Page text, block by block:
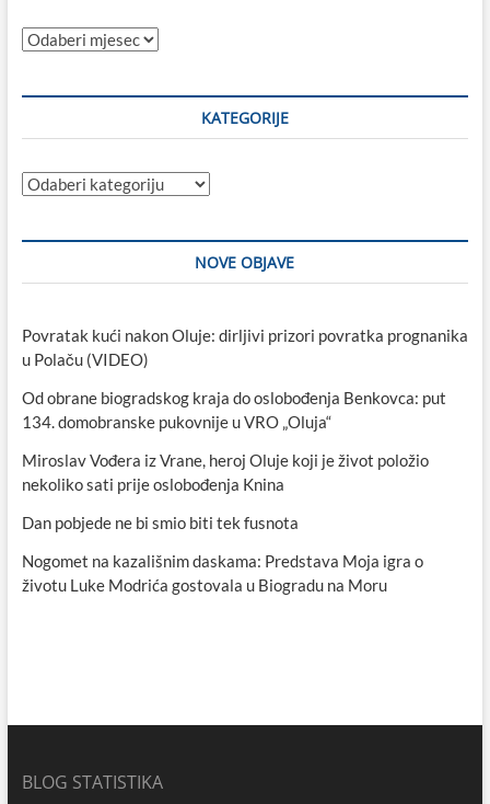
Sve
KATEGORIJE
Kategorije
NOVE OBJAVE
Povratak kući nakon Oluje: dirljivi prizori povratka prognanika
u Polaču (VIDEO)
Od obrane biogradskog kraja do oslobođenja Benkovca: put
134. domobranske pukovnije u VRO „Oluja“
Miroslav Vođera iz Vrane, heroj Oluje koji je život položio
nekoliko sati prije oslobođenja Knina
Dan pobjede ne bi smio biti tek fusnota
Nogomet na kazališnim daskama: Predstava Moja igra o
životu Luke Modrića gostovala u Biogradu na Moru
BLOG STATISTIKA